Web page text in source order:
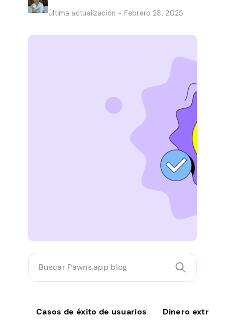
convierten los trabajos rápidos de la
comodidad de su hogar en un ingreso
Última actualización - Febrero 28, 2025
Buscar
Pawns.app
blog
Casos de éxito de usuarios Dinero extra